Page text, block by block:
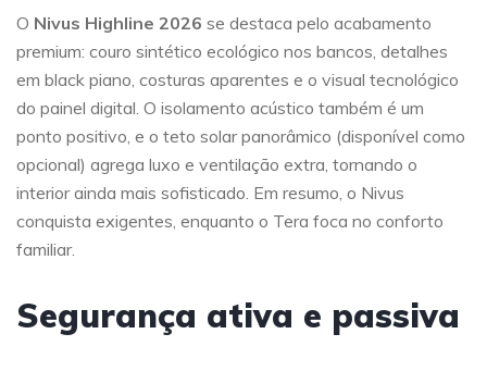
O Nivus Highline 2026 se destaca pelo acabamento
premium: couro sintético ecológico nos bancos, detalhes
em black piano, costuras aparentes e o visual tecnológico
do painel digital. O isolamento acústico também é um
ponto positivo, e o teto solar panorâmico (disponível como
opcional) agrega luxo e ventilação extra, tornando o
interior ainda mais sofisticado. Em resumo, o Nivus
conquista exigentes, enquanto o Tera foca no conforto
familiar.
Segurança ativa e passiva